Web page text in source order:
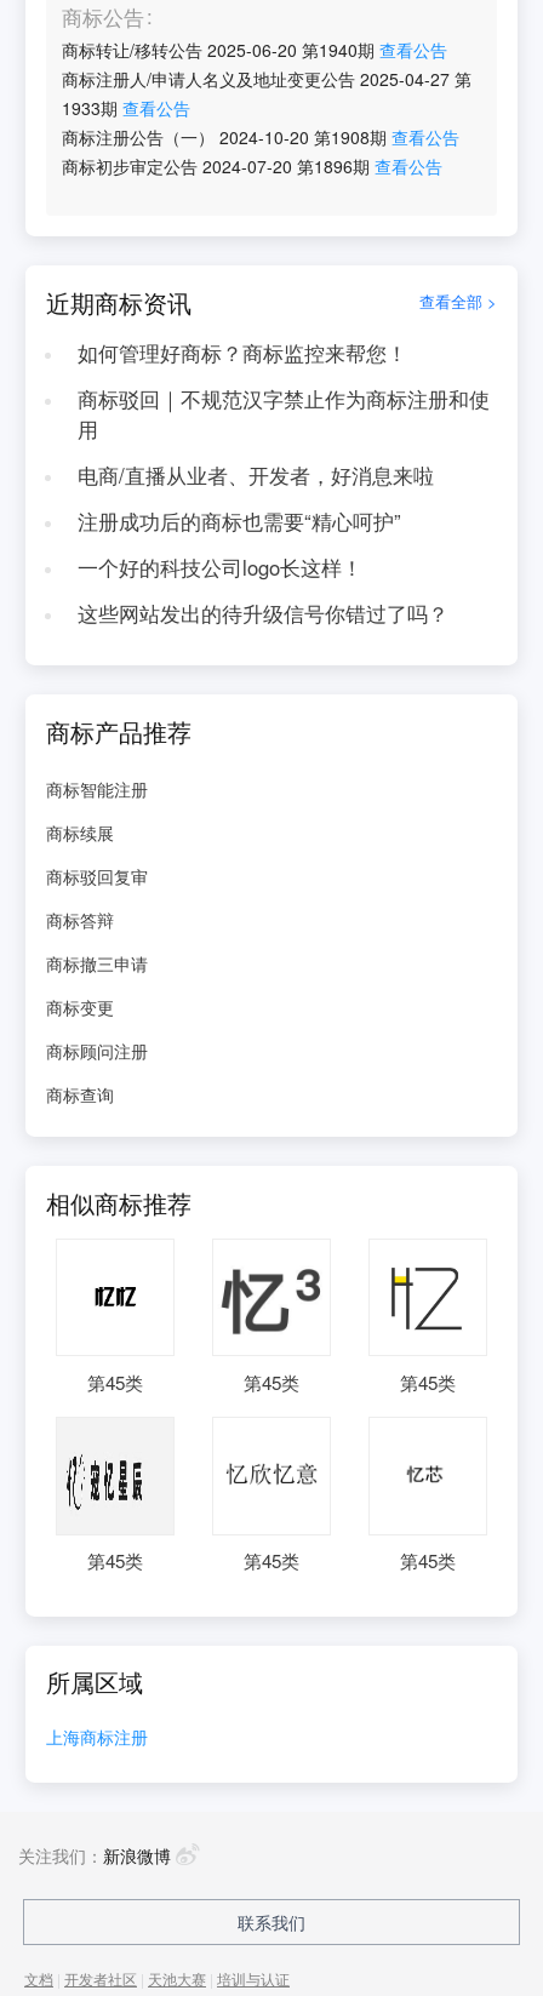
商标公告
商标转让/移转公告 2025-06-20 第1940期 查看公告
商标注册人/申请人名义及地址变更公告 2025-04-27 第
1933期 查看公告
商标注册公告（一）
2024-10-20 第1908期 查看公告
商标初步审定公告 2024-07-20 第1896期 查看公告
近期商标资讯 查看全部 >
如何管理好商标？商标监控来帮您！
商标驳回｜不规范汉字禁止作为商标注册和使
用
电商/直播从业者、开发者，好消息来啦
注册成功后的商标也需要“精心呵护”
一个好的科技公司logo长这样！
这些网站发出的待升级信号你错过了吗？
商标产品推荐
商标智能注册
商标续展
商标驳回复审
商标答辩
商标撤三申请
商标变更
商标顾问注册
商标查询
相似商标推荐
第45类 第45类 第45类
第45类 第45类 第45类
所属区域
上海商标注册